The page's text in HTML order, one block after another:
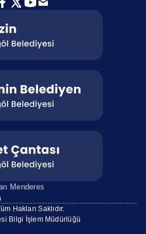
Menderes
Hakları Saklıdır.
Bilgi İşlem Müdürlüğü